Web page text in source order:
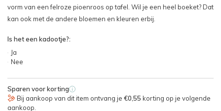
vorm van een felroze pioenroos op tafel. Wil je een heel boeket? Dat
kan ook met de andere bloemen en kleuren erbij.
Is het een kadootje?:
Ja
Nee
Sparen voor korting i
Bij aankoop van dit item ontvang je €0,55 korting op je volgende
aankoop.